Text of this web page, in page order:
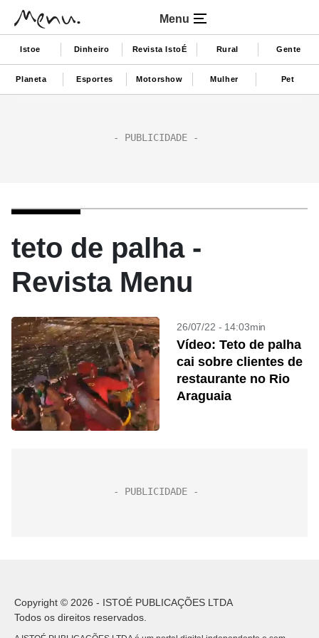
Menu
Istoe Dinheiro Revista IstoÉ Rural Gente
Planeta Esportes Motorshow Mulher Pet
teto de palha -
Revista Menu
26/07/22 - 14:03min
Vídeo: Teto de palha
cai sobre clientes de
restaurante no Rio
Araguaia
Copyright © 2026 - ISTOÉ PUBLICAÇÕES LTDA
Todos os direitos reservados.